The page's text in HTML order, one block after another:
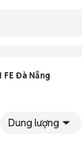
FE Đà Nẵng
Dung lượng